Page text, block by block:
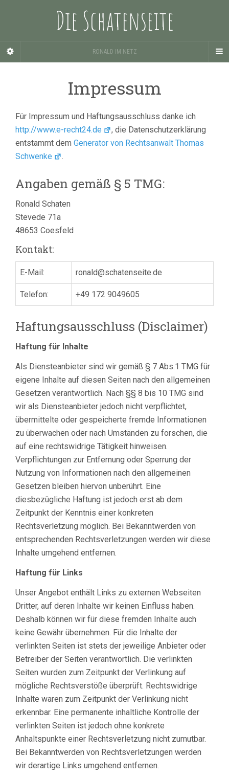
Die Schatenseite
RONALD IM NETZ
Impressum
Für Impressum und Haftungsausschluss danke ich
http://www.e-recht24.de
, die Datenschutzerklärung
entstammt dem Generator von Rechtsanwalt Thomas
Schwenke
.
Angaben gemäß § 5 TMG:
Ronald Schaten
Stevede 71a
48653 Coesfeld
Kontakt:
E-Mail: ronald@schatenseite.de
Telefon: +49 172 9049605
Haftungsausschluss (Disclaimer)
Haftung für Inhalte
Als Diensteanbieter sind wir gemäß § 7 Abs.1 TMG für
eigene Inhalte auf diesen Seiten nach den allgemeinen
Gesetzen verantwortlich. Nach §§ 8 bis 10 TMG sind
wir als Diensteanbieter jedoch nicht verpflichtet,
übermittelte oder gespeicherte fremde Informationen
zu überwachen oder nach Umständen zu forschen, die
auf eine rechtswidrige Tätigkeit hinweisen.
Verpflichtungen zur Entfernung oder Sperrung der
Nutzung von Informationen nach den allgemeinen
Gesetzen bleiben hiervon unberührt. Eine
diesbezügliche Haftung ist jedoch erst ab dem
Zeitpunkt der Kenntnis einer konkreten
Rechtsverletzung möglich. Bei Bekanntwerden von
entsprechenden Rechtsverletzungen werden wir diese
Inhalte umgehend entfernen.
Haftung für Links
Unser Angebot enthält Links zu externen Webseiten
Dritter, auf deren Inhalte wir keinen Einfluss haben.
Deshalb können wir für diese fremden Inhalte auch
keine Gewähr übernehmen. Für die Inhalte der
verlinkten Seiten ist stets der jeweilige Anbieter oder
Betreiber der Seiten verantwortlich. Die verlinkten
Seiten wurden zum Zeitpunkt der Verlinkung auf
mögliche Rechtsverstöße überprüft. Rechtswidrige
Inhalte waren zum Zeitpunkt der Verlinkung nicht
erkennbar. Eine permanente inhaltliche Kontrolle der
verlinkten Seiten ist jedoch ohne konkrete
Anhaltspunkte einer Rechtsverletzung nicht zumutbar.
Bei Bekanntwerden von Rechtsverletzungen werden
wir derartige Links umgehend entfernen.